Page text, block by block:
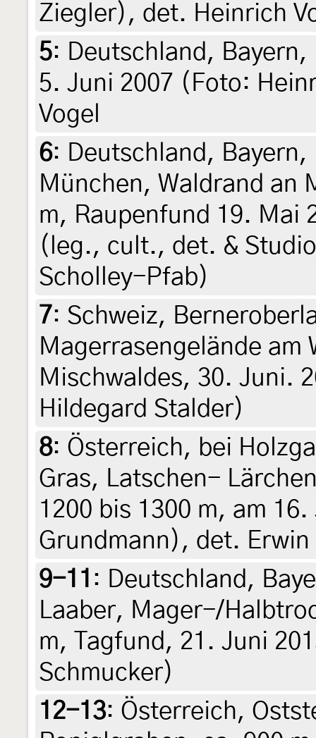
Ziegler), det. Heinrich
5: Deutschland,
5. Juni 2007 (Foto:
Vogel
6: Deutschland,
München, Waldrand an
m, Raupenfund 19. Mai
(leg., cult., det. &
Scholley-Pfab)
7: Schweiz,
Magerrasengelände
Mischwaldes, 30. Juni.
Hildegard Stalder)
8: Österreich, bei
Gras, Latschen-
1200 bis 1300 m, am
Grundmann), det. Erwin
9-11 : Deutschland,
Laaber, Mager-/
m, Tagfund, 21. Juni
Schmucker)
12-13: Österreich,